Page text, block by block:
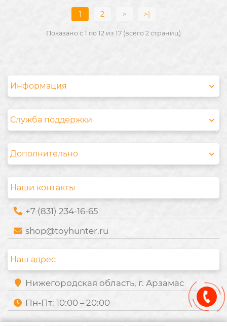
1 2 > >|
Показано с 1 по 12 из 17 (всего 2 страниц)
Информация
Служба поддержки
Дополнительно
Наши контакты
+7 (831) 234-16-65
shop@toyhunter.ru
Наш адрес
Нижегородская область, г. Арзамас
Пн-Пт: 10:00 – 20:00